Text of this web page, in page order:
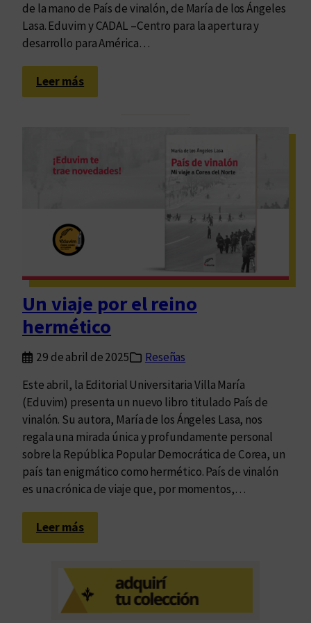
de la mano de País de vinalón, de María de los Ángeles
Lasa. Eduvim y CADAL –Centro para la apertura y
desarrollo para América…
Leer más:
U
a
c
a
r
f
o
r
a
d
e
v
i
a
j
a
r
Un viaje por el reino
hermético
29 de abril de 2025
Reseñas
Este abril, la Editorial Universitaria Villa María
(Eduvim) presenta un nuevo libro titulado País de
vinalón. Su autora, María de los Ángeles Lasa, nos
regala una mirada única y profundamente personal
sobre la República Popular Democrática de Corea, un
país tan enigmático como hermético. País de vinalón
es una crónica de viaje que, por momentos,…
Leer más:
U
i
a